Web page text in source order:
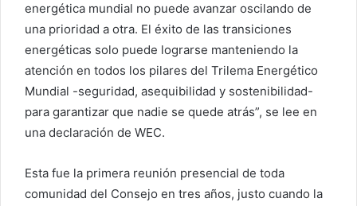
energética mundial no puede avanzar oscilando de
una prioridad a otra. El éxito de las transiciones
energéticas solo puede lograrse manteniendo la
atención en todos los pilares del Trilema Energético
Mundial -seguridad, asequibilidad y sostenibilidad-
para garantizar que nadie se quede atrás”, se lee en
una declaración de WEC.
Esta fue la primera reunión presencial de toda
comunidad del Consejo en tres años, justo cuando la